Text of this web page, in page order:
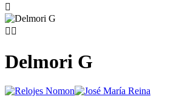

 
Delmori G